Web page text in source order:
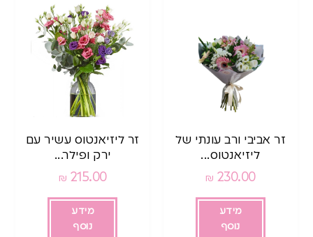
זר אביבי ורב עונתי של
ליזיאנטוס...
230.00
₪
מידע
נוסף
זר ליזיאנטוס עשיר עם
ירק ופילר...
215.00
₪
מידע
נוסף